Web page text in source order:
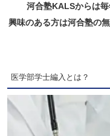
河合塾KALSからは毎
興味のある方は河合塾の
医学部学士編入とは？